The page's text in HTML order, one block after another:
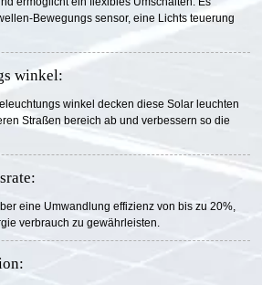
Bewegungs sensor, eine Lichts teuerung
winkel:
winkel decken diese Solar leuchten
Straßen bereich ab und verbessern so die
eine Umwandlung effizienz von bis zu 20%,
verbrauch zu gewährleisten.